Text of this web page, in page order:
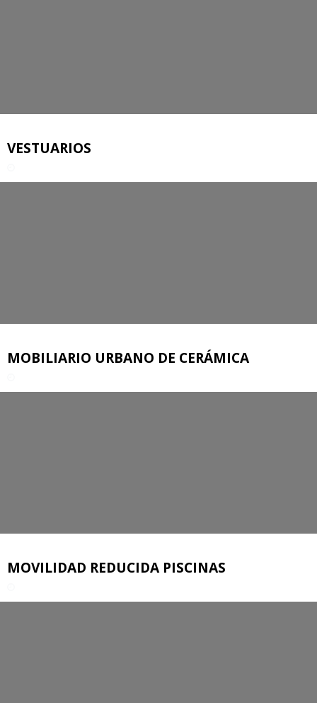
VESTUARIOS
MOBILIARIO URBANO DE CERÁMICA
MOVILIDAD REDUCIDA PISCINAS